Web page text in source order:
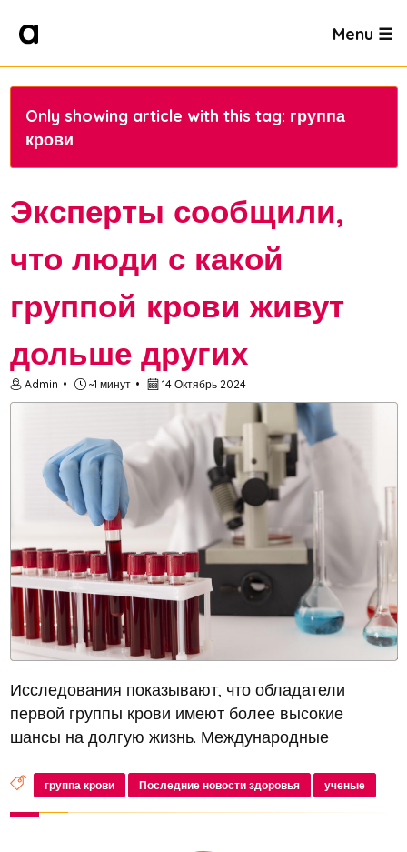
Menu ☰
Only showing article with this tag: группа
крови
Эксперты сообщили,
что люди с какой
группой крови живут
дольше других
Admin ~1 минут 14 Октябрь 2024
Исследования показывают, что обладатели
первой группы крови имеют более высокие
шансы на долгую жизнь. Международные
правило, обладают лучшим здоровьем и меньшей
предрасположенностью к вирусным и бактери...
группа крови Последние новости здоровья ученые